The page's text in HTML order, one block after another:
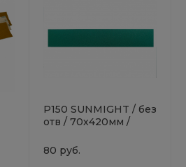
P150 SUNMIGHT / без
отв / 70х420мм /
шлифовальная
зеленая
80 руб.